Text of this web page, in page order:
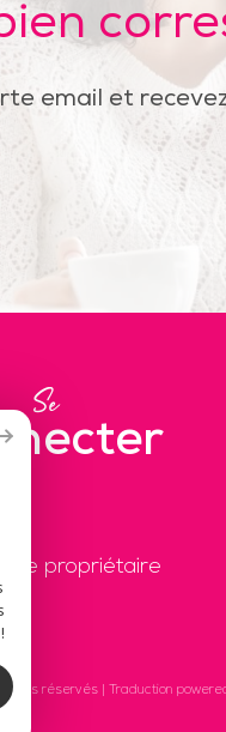
email et
Se
propriétaire
réservés | Traduction powered